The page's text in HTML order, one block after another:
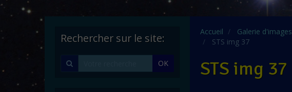
Accueil Galerie d'images
STS img 37
STS img 37
Rechercher sur le site:
OK